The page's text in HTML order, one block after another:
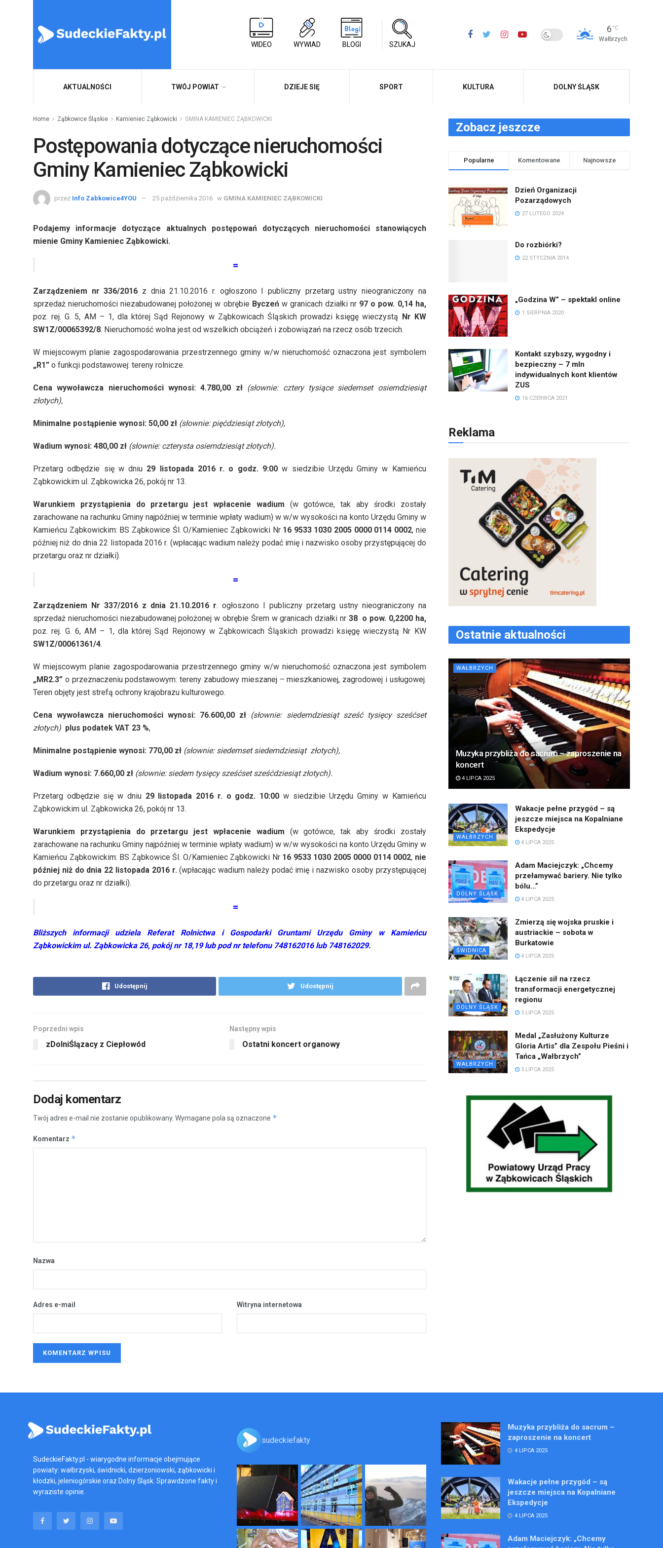
WIDEO WYWIAD BLOGI SZUKAJ
6 °C
Wałbrzych
AKTUALNOŚCI TWÓJ POWIAT DZIEJE SIĘ SPORT KULTURA DOLNY ŚLĄSK
Home Ząbkowice Śląskie Kamieniec Ząbkowicki GMINA KAMIENIEC ZĄBKOWICKI
Postępowania dotyczące nieruchomości
Gminy Kamieniec Ząbkowicki
przez Info Zabkowice4YOU 25 października 2016 w GMINA KAMIENIEC ZĄBKOWICKI
Podajemy informacje dotyczące aktualnych postępowań dotyczących nieruchomości stanowiących
mienie Gminy Kamieniec Ząbkowicki.
=
Zarządzeniem nr 336/2016 z dnia 21.10.2016 r. ogłoszono I publiczny przetarg ustny nieograniczony na
sprzedaż nieruchomości niezabudowanej położonej w obrębie Byczeń w granicach działki nr 97 o pow. 0,14 ha,
poz. rej. G. 5, AM – 1, dla której Sąd Rejonowy w Ząbkowicach Śląskich prowadzi księgę wieczystą Nr KW
SW1Z/00065392/8. Nieruchomość wolna jest od wszelkich obciążeń i zobowiązań na rzecz osób trzecich.
W miejscowym planie zagospodarowania przestrzennego gminy w/w nieruchomość oznaczona jest symbolem
„R1” o funkcji podstawowej: tereny rolnicze.
Cena wywoławcza nieruchomości wynosi: 4.780,00 zł (słownie: cztery tysiące siedemset osiemdziesiąt
złotych),
Minimalne postąpienie wynosi: 50,00 zł (słownie: pięćdziesiąt złotych),
Wadium wynosi: 480,00 zł (słownie: czterysta osiemdziesiąt złotych).
Przetarg odbędzie się w dniu 29 listopada 2016 r. o godz. 9:00 w siedzibie Urzędu Gminy w Kamieńcu
Ząbkowickim ul. Ząbkowicka 26, pokój nr 13.
Warunkiem przystąpienia do przetargu jest wpłacenie wadium (w gotówce, tak aby środki zostały
zarachowane na rachunku Gminy najpóźniej w terminie wpłaty wadium) w w/w wysokości na konto Urzędu Gminy w
Kamieńcu Ząbkowickim: BS Ząbkowice Śl. O/Kamieniec Ząbkowicki Nr 16 9533 1030 2005 0000 0114 0002, nie
później niż do dnia 22 listopada 2016 r. (wpłacając wadium należy podać imię i nazwisko osoby przystępującej do
przetargu oraz nr działki).
=
Zarządzeniem Nr 337/2016 z dnia 21.10.2016 r. ogłoszono I publiczny przetarg ustny nieograniczony na
sprzedaż nieruchomości niezabudowanej położonej w obrębie Śrem w granicach działki nr38 o pow. 0,2200 ha,
poz. rej. G. 6, AM – 1, dla której Sąd Rejonowy w Ząbkowicach Śląskich prowadzi księgę wieczystą Nr KW
SW1Z/00061361/4.
W miejscowym planie zagospodarowania przestrzennego gminy w/w nieruchomość oznaczona jest symbolem
„MR2.3” o przeznaczeniu podstawowym: tereny zabudowy mieszanej – mieszkaniowej, zagrodowej i usługowej.
Teren objęty jest strefą ochrony krajobrazu kulturowego.
Cena wywoławcza nieruchomości wynosi: 76.600,00 zł (słownie: siedemdziesiąt sześć tysięcy sześćset
złotych) plus podatek VAT 23 %,
Minimalne postąpienie wynosi: 770,00 zł (słownie: siedemset siedemdziesiąt złotych),
Wadium wynosi: 7.660,00 zł (słownie: siedem tysięcy sześćset sześćdziesiąt złotych).
Przetarg odbędzie się w dniu 29 listopada 2016 r. o godz. 10:00 w siedzibie Urzędu Gminy w Kamieńcu
Ząbkowickim ul. Ząbkowicka 26, pokój nr 13.
Warunkiem przystąpienia do przetargu jest wpłacenie wadium (w gotówce, tak aby środki zostały
zarachowane na rachunku Gminy najpóźniej w terminie wpłaty wadium) w w/w wysokości na konto Urzędu Gminy w
Kamieńcu Ząbkowickim: BS Ząbkowice Śl. O/Kamieniec Ząbkowicki Nr 16 9533 1030 2005 0000 0114 0002, nie
później niż do dnia 22 listopada 2016 r.(wpłacając wadium należy podać imię i nazwisko osoby przystępującej
do przetargu oraz nr działki).
=
Bliższych informacji udziela Referat Rolnictwa i Gospodarki Gruntami Urzędu Gminy w Kamieńcu
Ząbkowickim ul. Ząbkowicka 26, pokój nr 18,19 lub pod nr telefonu 748162016 lub 748162029.
Udostępnij Udostępnij
Poprzedni wpis
zDolniŚlązacy z Ciepłowód
Następny wpis
Ostatni koncert organowy
Dodaj komentarz
Twój adres e-mail nie zostanie opublikowany. Wymagane pola są oznaczone *
Komentarz *
Nazwa
Adres e-mail Witryna internetowa
Zobacz jeszcze
Popularne Komentowane Najnowsze
Dzień Organizacji
Pozarządowych
27 LUTEGO 2024
Do rozbiórki?
22 STYCZNIA 2014
„Godzina W” – spektakl online
1 SIERPNIA 2020
Kontakt szybszy, wygodny i
bezpieczny – 7 mln
indywidualnych kont klientów
ZUS
16 CZERWCA 2021
Reklama
Ostatnie aktualności
WAŁBRZYCH
Muzyka przybliża do sacrum – zaproszenie na
koncert
4 LIPCA 2025
WAŁBRZYCH
Wakacje pełne przygód – są
jeszcze miejsca na Kopalniane
Ekspedycje
4 LIPCA 2025
DOLNY ŚLĄSK
Adam Maciejczyk: „Chcemy
przełamywać bariery. Nie tylko
bólu…”
4 LIPCA 2025
ŚWIDNICA
Zmierzą się wojska pruskie i
austriackie – sobota w
Burkatowie
4 LIPCA 2025
DOLNY ŚLĄSK
Łączenie sił na rzecz
transformacji energetycznej
regionu
3 LIPCA 2025
WAŁBRZYCH
Medal „Zasłużony Kulturze
Gloria Artis” dla Zespołu Pieśni i
Tańca „Wałbrzych”
3 LIPCA 2025
SudeckieFakty.pl - wiarygodne informacje obejmujące
powiaty: wałbrzyski, świdnicki, dzierżoniowski, ząbkowicki i
kłodzki, jeleniogórskie oraz Dolny Śląsk. Sprawdzone fakty i
wyraziste opinie.
sudeckiefakty
Muzyka przybliża do sacrum –
zaproszenie na koncert
4 LIPCA 2025
Wakacje pełne przygód – są
jeszcze miejsca na Kopalniane
Ekspedycje
4 LIPCA 2025
Adam Maciejczyk: „Chcemy